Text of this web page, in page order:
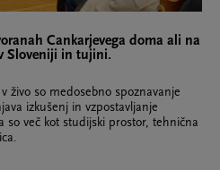
Cankarjevega doma ali na
Sloveniji in tujini.
živo so medosebno spoznavanje
izkušenj in vzpostavljanje
so več kot studijski prostor, tehnična